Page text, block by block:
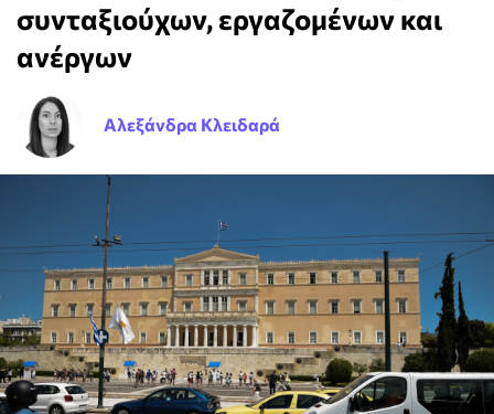
συνταξιούχων, εργαζομένων και
ανέργων
Αλεξάνδρα Κλειδαρά